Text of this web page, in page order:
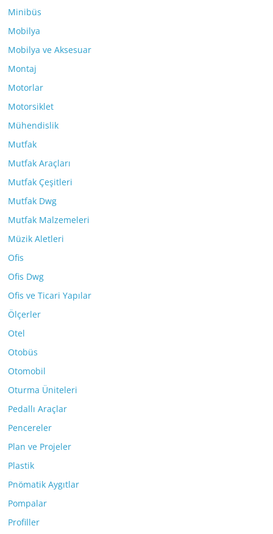
Minibüs
Mobilya
Mobilya ve Aksesuar
Montaj
Motorlar
Motorsiklet
Mühendislik
Mutfak
Mutfak Araçları
Mutfak Çeşitleri
Mutfak Dwg
Mutfak Malzemeleri
Müzik Aletleri
Ofis
Ofis Dwg
Ofis ve Ticari Yapılar
Ölçerler
Otel
Otobüs
Otomobil
Oturma Üniteleri
Pedallı Araçlar
Pencereler
Plan ve Projeler
Plastik
Pnömatik Aygıtlar
Pompalar
Profiller